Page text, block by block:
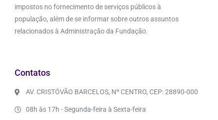
impostos no fornecimento de serviços públicos à
população, além de se informar sobre outros assuntos
relacionados à Administração da Fundação.
Contatos
AV. CRISTÓVÃO BARCELOS, Nº CENTRO, CEP: 28890-000
08h às 17h - Segunda-feira à Sexta-feira